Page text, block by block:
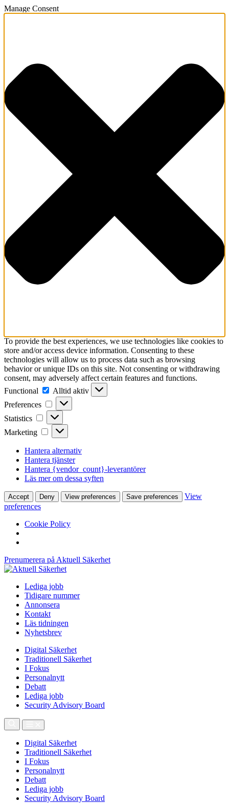
Manage Consent
To provide the best experiences, we use technologies like cookies to
store and/or access device information. Consenting to these
technologies will allow us to process data such as browsing
behavior or unique IDs on this site. Not consenting or withdrawing
consent, may adversely affect certain features and functions.
Functional
Functional
Alltid aktiv
Preferences
Preferences
Statistics Statistics
Marketing Marketing
Hantera alternativ
Hantera tjänster
Hantera {vendor_count}-leverantörer
Läs mer om dessa syften
Accept Deny View preferences Save preferences
View
preferences
Cookie Policy
Prenumerera på Aktuell Säkerhet
Lediga jobb
Tidigare nummer
Annonsera
Kontakt
Läs tidningen
Nyhetsbrev
Digital Säkerhet
Traditionell Säkerhet
I Fokus
Personalnytt
Debatt
Lediga jobb
Security Advisory Board
Digital Säkerhet
Traditionell Säkerhet
I Fokus
Personalnytt
Debatt
Lediga jobb
Security Advisory Board